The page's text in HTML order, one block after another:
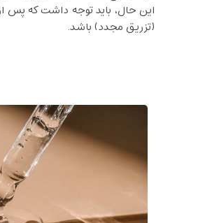
این حال، باید توجه داشت که پس
(تزریق مجدد) باشد.